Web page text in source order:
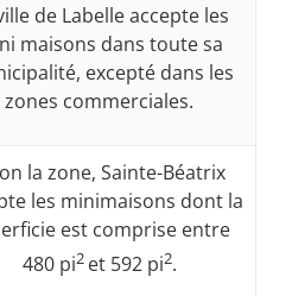
de Labelle accepte les
maisons dans toute sa
excepté dans les
zones commerciales.
la zone, Sainte-Béatrix
les minimaisons dont la
est comprise entre
480 pi2 et 592 pi2.